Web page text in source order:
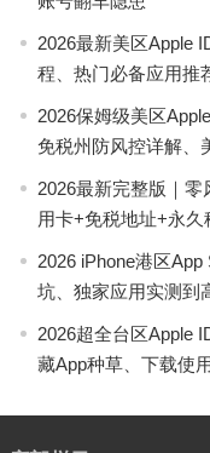
2026最新美区Apple
程、热门必备应用推
2026保姆级美区
免税州防风控详解、
2026最新完整版｜
用卡+免税地址+永久
2026 iPhone港区
坑、独家应用实测到
2026超全台区Apple
藏App种草、下载使